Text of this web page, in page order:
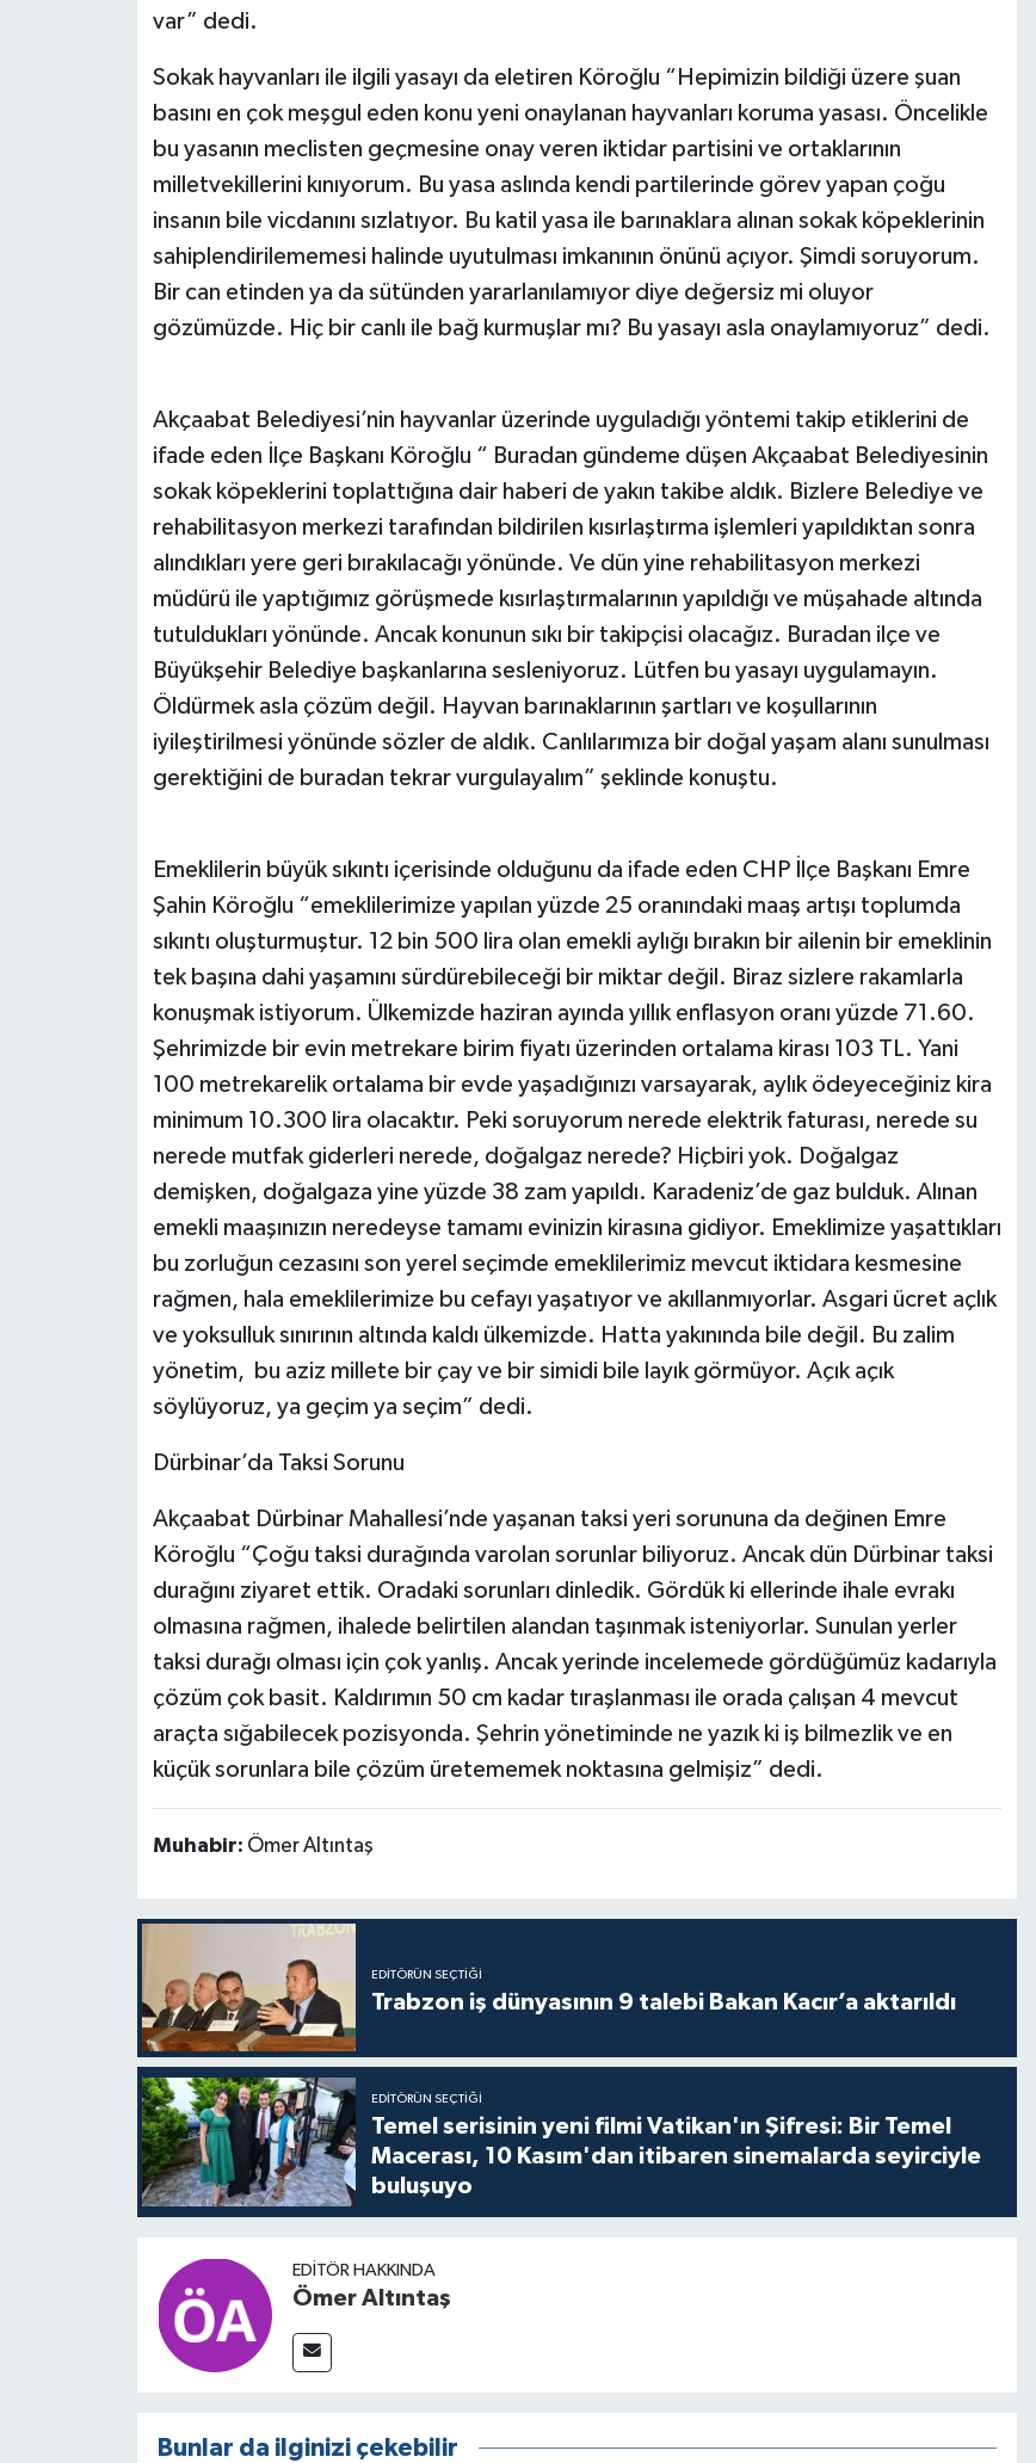
var” dedi.
Sokak hayvanları ile ilgili yasayı da eletiren Köroğlu “Hepimizin bildiği üzere şuan
basını en çok meşgul eden konu yeni onaylanan hayvanları koruma yasası. Öncelikle
bu yasanın meclisten geçmesine onay veren iktidar partisini ve ortaklarının
milletvekillerini kınıyorum. Bu yasa aslında kendi partilerinde görev yapan çoğu
insanın bile vicdanını sızlatıyor. Bu katil yasa ile barınaklara alınan sokak köpeklerinin
sahiplendirilememesi halinde uyutulması imkanının önünü açıyor. Şimdi soruyorum.
Bir can etinden ya da sütünden yararlanılamıyor diye değersiz mi oluyor
gözümüzde. Hiç bir canlı ile bağ kurmuşlar mı? Bu yasayı asla onaylamıyoruz” dedi.
Akçaabat Belediyesi’nin hayvanlar üzerinde uyguladığı yöntemi takip etiklerini de
ifade eden İlçe Başkanı Köroğlu “ Buradan gündeme düşen Akçaabat Belediyesinin
sokak köpeklerini toplattığına dair haberi de yakın takibe aldık. Bizlere Belediye ve
rehabilitasyon merkezi tarafından bildirilen kısırlaştırma işlemleri yapıldıktan sonra
alındıkları yere geri bırakılacağı yönünde. Ve dün yine rehabilitasyon merkezi
müdürü ile yaptığımız görüşmede kısırlaştırmalarının yapıldığı ve müşahade altında
tutuldukları yönünde. Ancak konunun sıkı bir takipçisi olacağız. Buradan ilçe ve
Büyükşehir Belediye başkanlarına sesleniyoruz. Lütfen bu yasayı uygulamayın.
Öldürmek asla çözüm değil. Hayvan barınaklarının şartları ve koşullarının
iyileştirilmesi yönünde sözler de aldık. Canlılarımıza bir doğal yaşam alanı sunulması
gerektiğini de buradan tekrar vurgulayalım” şeklinde konuştu.
Emeklilerin büyük sıkıntı içerisinde olduğunu da ifade eden CHP İlçe Başkanı Emre
Şahin Köroğlu “emeklilerimize yapılan yüzde 25 oranındaki maaş artışı toplumda
sıkıntı oluşturmuştur. 12 bin 500 lira olan emekli aylığı bırakın bir ailenin bir emeklinin
tek başına dahi yaşamını sürdürebileceği bir miktar değil. Biraz sizlere rakamlarla
konuşmak istiyorum. Ülkemizde haziran ayında yıllık enflasyon oranı yüzde 71.60.
Şehrimizde bir evin metrekare birim fiyatı üzerinden ortalama kirası 103 TL. Yani
100 metrekarelik ortalama bir evde yaşadığınızı varsayarak, aylık ödeyeceğiniz kira
minimum 10.300 lira olacaktır. Peki soruyorum nerede elektrik faturası, nerede su
nerede mutfak giderleri nerede, doğalgaz nerede? Hiçbiri yok. Doğalgaz
demişken, doğalgaza yine yüzde 38 zam yapıldı. Karadeniz’de gaz bulduk. Alınan
emekli maaşınızın neredeyse tamamı evinizin kirasına gidiyor. Emeklimize yaşattıkları
bu zorluğun cezasını son yerel seçimde emeklilerimiz mevcut iktidara kesmesine
rağmen, hala emeklilerimize bu cefayı yaşatıyor ve akıllanmıyorlar. Asgari ücret açlık
ve yoksulluk sınırının altında kaldı ülkemizde. Hatta yakınında bile değil. Bu zalim
yönetim, bu aziz millete bir çay ve bir simidi bile layık görmüyor. Açık açık
söylüyoruz, ya geçim ya seçim” dedi.
Dürbinar’da Taksi Sorunu
Akçaabat Dürbinar Mahallesi’nde yaşanan taksi yeri sorununa da değinen Emre
Köroğlu “Çoğu taksi durağında varolan sorunlar biliyoruz. Ancak dün Dürbinar taksi
durağını ziyaret ettik. Oradaki sorunları dinledik. Gördük ki ellerinde ihale evrakı
olmasına rağmen, ihalede belirtilen alandan taşınmak isteniyorlar. Sunulan yerler
taksi durağı olması için çok yanlış. Ancak yerinde incelemede gördüğümüz kadarıyla
çözüm çok basit. Kaldırımın 50 cm kadar tıraşlanması ile orada çalışan 4 mevcut
araçta sığabilecek pozisyonda. Şehrin yönetiminde ne yazık ki iş bilmezlik ve en
küçük sorunlara bile çözüm üretememek noktasına gelmişiz” dedi.
Muhabir: Ömer Altıntaş
EDITÖRÜN SEÇTIĞI
Trabzon iş dünyasının 9 talebi Bakan Kacır’a aktarıldı
EDITÖRÜN SEÇTIĞI
Temel serisinin yeni filmi Vatikan'ın Şifresi: Bir Temel
Macerası, 10 Kasım'dan itibaren sinemalarda seyirciyle
buluşuyo
EDITÖR HAKKINDA
Ömer Altıntaş
Bunlar da ilginizi çekebilir